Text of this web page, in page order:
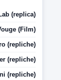
(replica)
(Film)
(repliche)
(repliche)
(repliche)